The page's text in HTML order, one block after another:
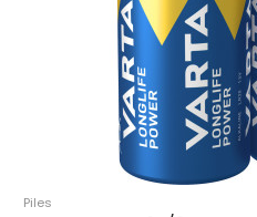
Piles